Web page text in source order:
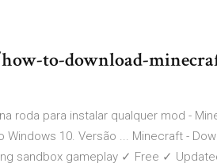
to-download-
roda para instalar qualquer mod -
10. Versão ... Minecraft -
sandbox gameplay ✓ Free ✓